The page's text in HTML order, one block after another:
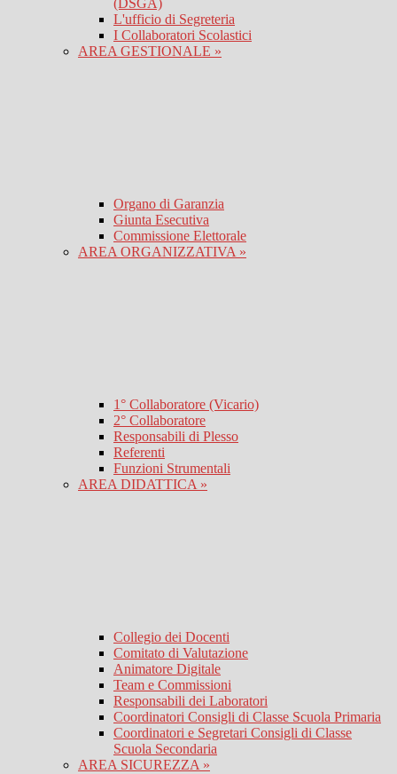
(DSGA)
L'ufficio di Segreteria
I Collaboratori Scolastici
AREA GESTIONALE »
Organo di Garanzia
Giunta Esecutiva
Commissione Elettorale
AREA ORGANIZZATIVA »
1° Collaboratore (Vicario)
2° Collaboratore
Responsabili di Plesso
Referenti
Funzioni Strumentali
AREA DIDATTICA »
Collegio dei Docenti
Comitato di Valutazione
Animatore Digitale
Team e Commissioni
Responsabili dei Laboratori
Coordinatori Consigli di Classe Scuola Primaria
Coordinatori e Segretari Consigli di Classe
Scuola Secondaria
AREA SICUREZZA »